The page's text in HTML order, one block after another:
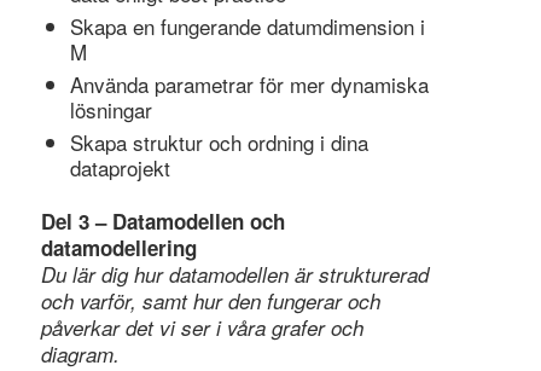
Skapa en fungerande datumdimension i
M
Använda parametrar för mer dynamiska
lösningar
Skapa struktur och ordning i dina
dataprojekt
Del 3 – Datamodellen och
datamodellering
Du lär dig hur datamodellen är strukturerad
och varför, samt hur den fungerar och
påverkar det vi ser i våra grafer och
diagram.